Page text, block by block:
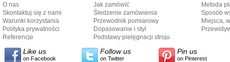
O nas
Skontaktuj się z nami
Warunki korzystania
Polityka prywatności
Referencje
Jak zamówić
Śledzenie zamówienia
Przewodnik pomiarowy
Dopasowanie i styl
przewodnika
Podstawy pielęgnacji stroju
Metoda
Sposób
Miejsca,
Like us
on Facebook
Follow us
on Twitter
Pin us
on Pinterest